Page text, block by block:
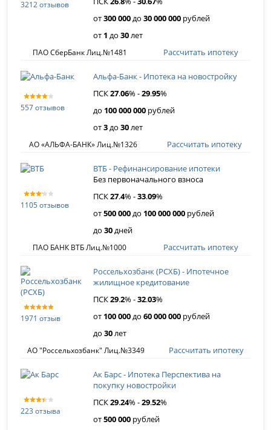
3212 отзывов
от300 000до30 000 000 рублей
от 1 до30лет
ПАО СберБанк Лиц.№1481 Рассчитать ипотеку
557 отзывов
Альфа-Банк - Ипотека на новостройку
ПСК27.06% -29.95%
до 100 000 000 рублей
от3до30лет
АО «АЛЬФА-БАНК» Лиц.№1326 Рассчитать ипотеку
1105 отзывов
ВТБ - Рефинансирование ипотеки
Без первоначального взноса
ПСК27.4% -33.09%
от500 000до 100 000 000 рублей
до30дней
ПАО БАНК ВТБ Лиц.№1000 Рассчитать ипотеку
1971 отзыв
Россельхозбанк (РСХБ) - Ипотечное
жилищное кредитование
ПСК29.2% -32.03%
от 100 000до60 000 000 рублей
до30лет
АО "Россельхозбанк" Лиц.№3349 Рассчитать ипотеку
223 отзыва
Ак Барс - Ипотека Перспектива на
покупку новостройки
ПСК29.24% -29.52%
от500 000 рублей